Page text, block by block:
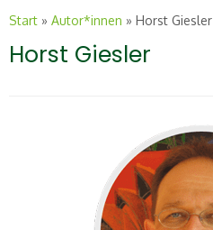
Start » Autor*innen » Horst Giesler
Horst Giesler